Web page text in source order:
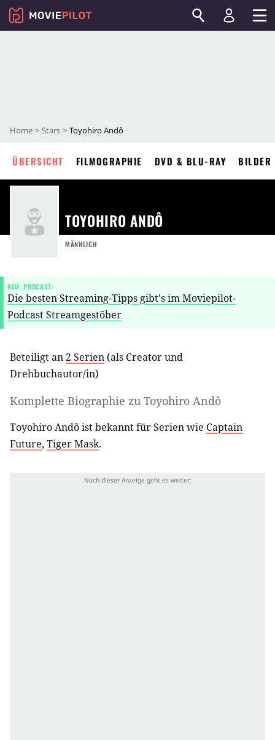
Home Stars Toyohiro Andô
ÜBERSICHT FILMOGRAPHIE DVD & BLU-RAY BILDER
TOYOHIRO ANDÔ
MÄNNLICH
NEU: PODCAST:
Die besten Streaming-Tipps gibt's im Moviepilot-
Podcast Streamgestöber
Beteiligt an2 Serien (als Creatorund
Drehbuchautor/in)
Komplette Biographie zu Toyohiro Andô
Toyohiro Andô ist bekannt für Serien wie Captain
Future, Tiger Mask.